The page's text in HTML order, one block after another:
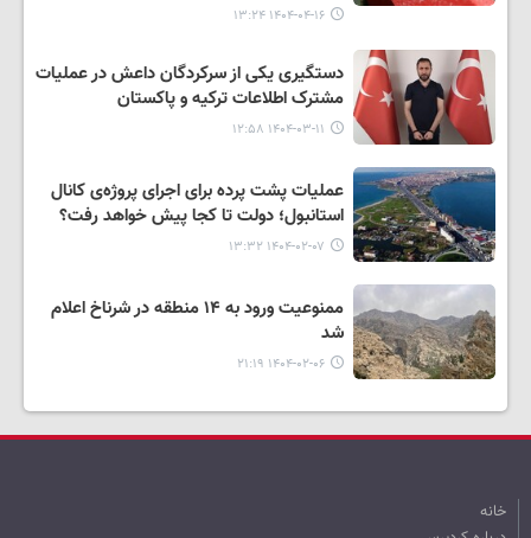
۱۴۰۴-۰۴-۱۶ ۱۳:۲۴
دستگیری یکی از سرکردگان داعش در عملیات
مشترک اطلاعات ترکیه و پاکستان
۱۴۰۴-۰۳-۱۱ ۱۲:۵۸
عملیات‌ پشت پرده برای اجرای پروژه‌ی کانال
استانبول؛ دولت تا کجا پیش خواهد رفت؟​
۱۴۰۴-۰۲-۰۷ ۱۳:۳۲
ممنوعیت ورود به ۱۴ منطقه در شرناخ اعلام
شد​
۱۴۰۴-۰۲-۰۶ ۲۱:۱۹
خانه